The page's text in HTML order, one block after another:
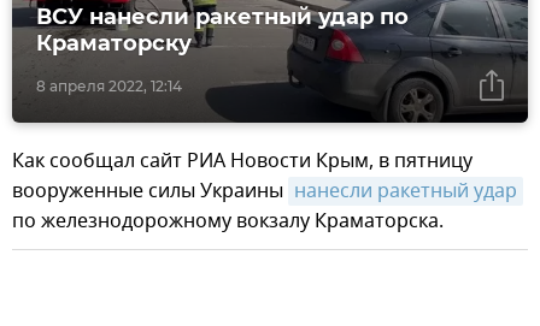
8 апреля 2022, 12:14
ВСУ нанесли ракетный удар по
Краматорску
Как сообщал сайт РИА Новости Крым, в пятницу
вооруженные силы Украины нанесли ракетный удар
по железнодорожному вокзалу Краматорска.